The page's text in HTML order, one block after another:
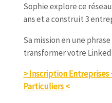
Sophie explore ce
ans et a construit 3
Sa mission en une
transformer votre
> Inscription Entreprises
Particuliers <